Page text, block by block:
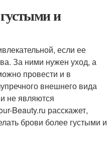
и
если ее
За ними нужен уход, а
провести и в
внешнего вида
не являются
Beauty.ru расскажет,
брови более густыми и